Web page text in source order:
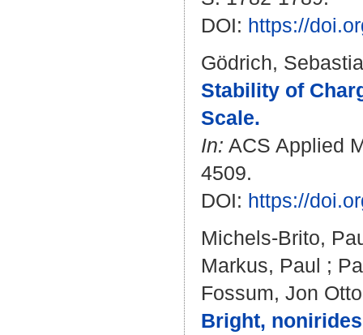
DOI: https://
Gödrich,
Stability of
Scale.
In: ACS Applied
4509.
DOI: https://
Michels-Brito,
Markus, Paul ;
Fossum, Jon Otto
Bright,